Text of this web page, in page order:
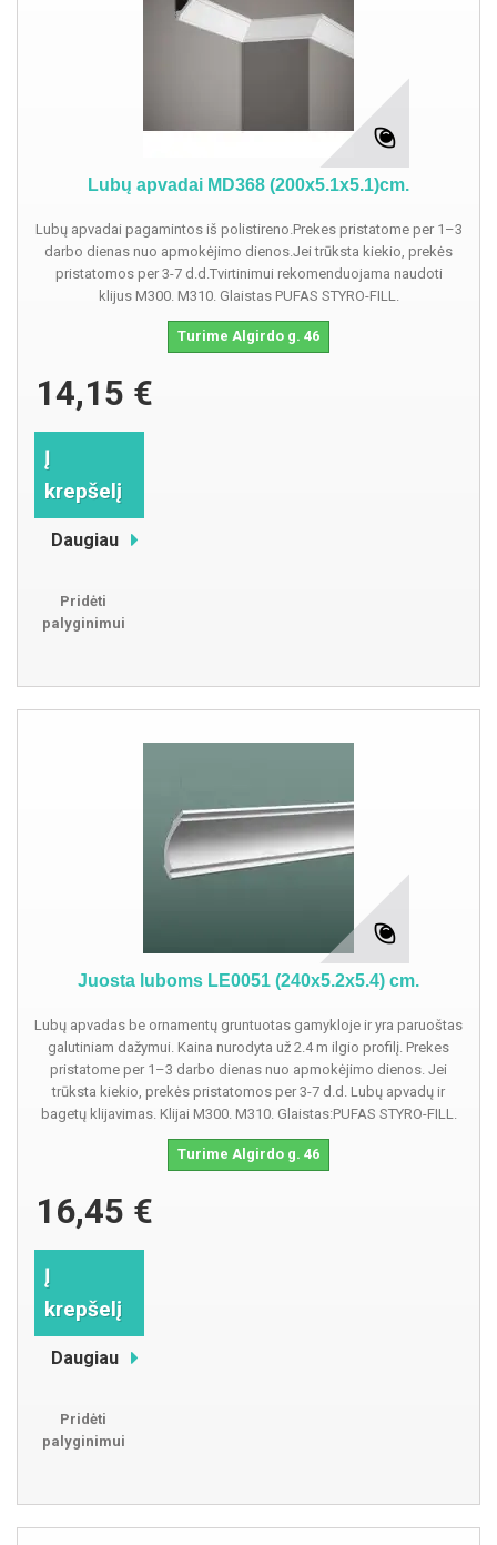
Lubų apvadai MD368 (200x5.1x5.1)cm.
Lubų apvadai pagamintos iš polistireno.Prekes pristatome per 1–3
darbo dienas nuo apmokėjimo dienos.Jei trūksta kiekio, prekės
pristatomos per 3-7 d.d.Tvirtinimui rekomenduojama naudoti
klijus M300. M310. Glaistas PUFAS STYRO-FILL.
Turime Algirdo g. 46
14,15 €
Į
krepšelį
Daugiau
Pridėti
palyginimui
Juosta luboms LE0051 (240x5.2x5.4) cm.
Lubų apvadas be ornamentų gruntuotas gamykloje ir yra paruoštas
galutiniam dažymui. Kaina nurodyta už 2.4 m ilgio profilį. Prekes
pristatome per 1–3 darbo dienas nuo apmokėjimo dienos. Jei
trūksta kiekio, prekės pristatomos per 3-7 d.d. Lubų apvadų ir
bagetų klijavimas. Klijai M300. M310. Glaistas:PUFAS STYRO-FILL.
Turime Algirdo g. 46
16,45 €
Į
krepšelį
Daugiau
Pridėti
palyginimui